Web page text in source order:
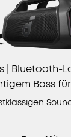
| Bluetooth-
Bass